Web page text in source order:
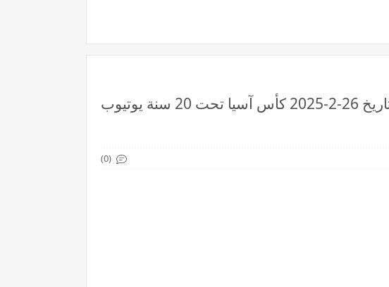
قناة beIN 6 لايف رابط مشاهدة مباراة السعودية وكوريا الجنوبية بث مباشر بتاريخ 26-2-2025 كأس آسيا تحت 20 سنة يوتيوب
(0)